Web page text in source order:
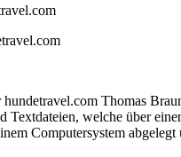
Thomas
Textdateien, welche über
Computersystem abgelegt